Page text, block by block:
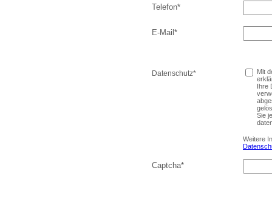
Telefon*
E-Mail *
Datenschutz*
Mit
Ihre
Sie
Weitere
Captcha*